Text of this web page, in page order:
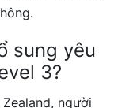
sung yêu
3?
người